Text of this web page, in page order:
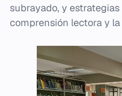
subrayado, y
comprensión lectora y